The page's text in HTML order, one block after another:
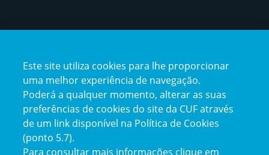
certification2certification3
Este site utiliza cookies para lhe proporcionar
uma melhor experiência de navegação.
Poderá a qualquer momento, alterar as suas
preferências de cookies do site da CUF através
de um link disponível na Política de Cookies
(ponto 5.7).
Para consultar mais informações clique em